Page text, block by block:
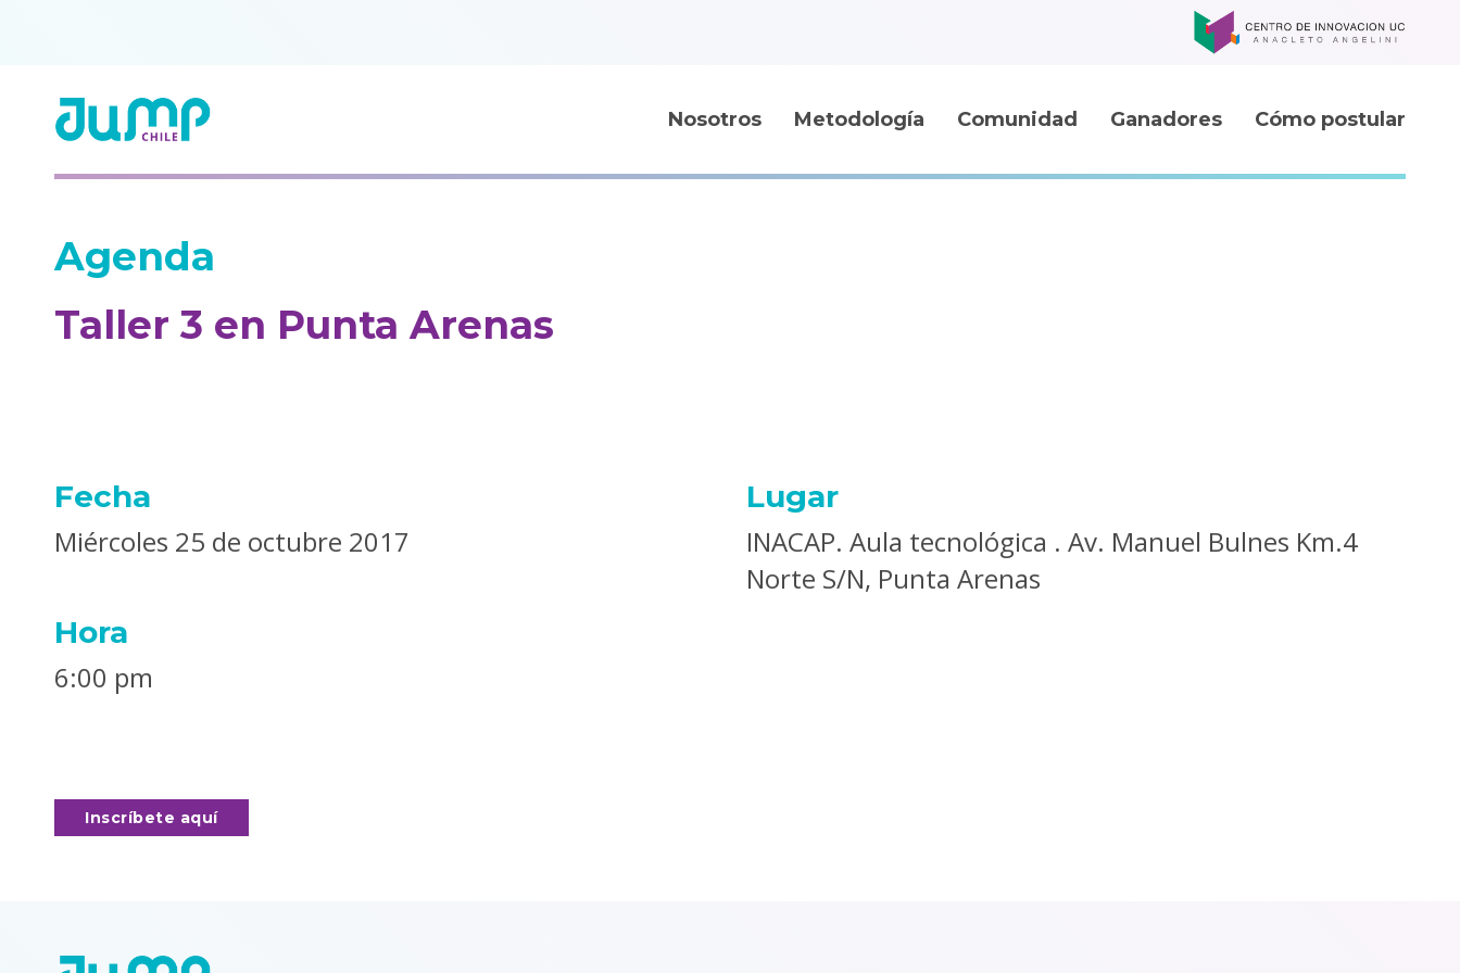
Nosotros Metodología Comunidad Ganadores Cómo postular
Agenda
Taller 3 en Punta Arenas
Fecha
Miércoles 25 de octubre 2017
Hora
6:00 pm
Lugar
INACAP. Aula tecnológica . Av. Manuel Bulnes Km.4
Norte S/N, Punta Arenas
Inscríbete aquí